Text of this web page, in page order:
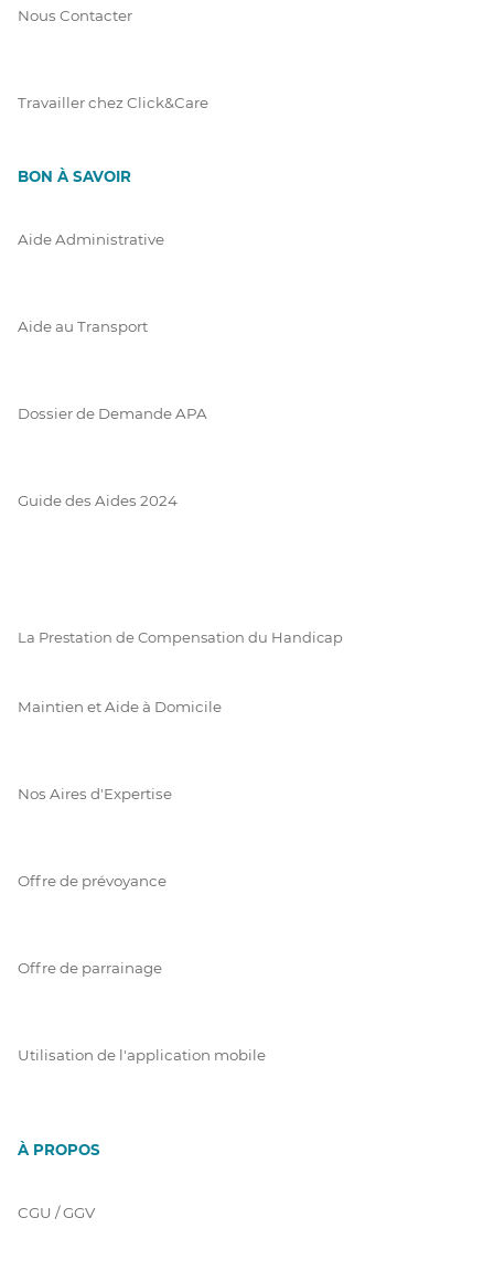
Nous Contacter
Travailler chez Click&Care
BON À SAVOIR
Aide Administrative
Aide au Transport
Dossier de Demande APA
Guide des Aides 2024
La Prestation de Compensation du Handicap
Maintien et Aide à Domicile
Nos Aires d'Expertise
Offre de prévoyance
Offre de parrainage
Utilisation de l'application mobile
À PROPOS
CGU / GGV